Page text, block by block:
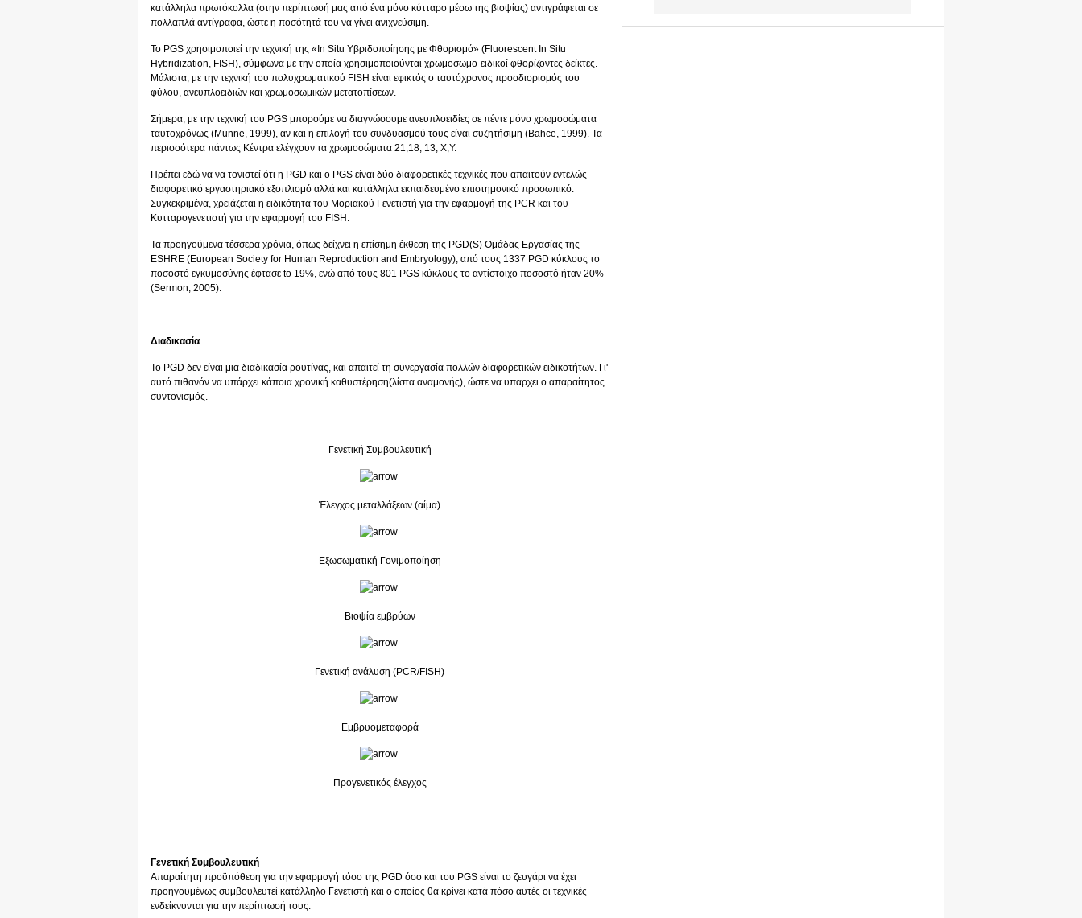
κατάλληλα πρωτόκολλα (στην περίπτωσή μας από ένα μόνο κύτταρο μέσω της βιοψίας) αντιγράφεται σε
πολλαπλά αντίγραφα, ώστε η ποσότητά του να γίνει ανιχνεύσιμη.
Το PGS χρησιμοποιεί την τεχνική της «In Situ Υβριδοποίησης με Φθορισμό» (Fluorescent In Situ
Hybridization, FISH), σύμφωνα με την οποία χρησιμοποιούνται χρωμοσωμο-ειδικοί φθορίζοντες δείκτες.
Μάλιστα, με την τεχνική του πολυχρωματικού FISH είναι εφικτός ο ταυτόχρονος προσδιορισμός του
φύλου, ανευπλοειδιών και χρωμοσωμικών μετατοπίσεων.
Σήμερα, με την τεχνική του PGS μπορούμε να διαγνώσουμε ανευπλοειδίες σε πέντε μόνο χρωμοσώματα
ταυτοχρόνως (Munne, 1999), αν και η επιλογή του συνδυασμού τους είναι συζητήσιμη (Bahce, 1999). Τα
περισσότερα πάντως Κέντρα ελέγχουν τα χρωμοσώματα 21,18, 13, X,Y.
Πρέπει εδώ να να τονιστεί ότι η PGD και o PGS είναι δύο διαφορετικές τεχνικές που απαιτούν εντελώς
διαφορετικό εργαστηριακό εξοπλισμό αλλά και κατάλληλα εκπαιδευμένο επιστημονικό προσωπικό.
Συγκεκριμένα, χρειάζεται η ειδικότητα του Μοριακού Γενετιστή για την εφαρμογή της PCR και του
Κυτταρογενετιστή για την εφαρμογή του FISH.
Τα προηγούμενα τέσσερα χρόνια, όπως δείχνει η επίσημη έκθεση της PGD(S) Ομάδας Εργασίας της
ESHRE (Εuropean Society for Human Reproduction and Embryology), από τους 1337 PGD κύκλους το
ποσοστό εγκυμοσύνης έφτασε to 19%, ενώ από τους 801 PGS κύκλους το αντίστοιχο ποσοστό ήταν 20%
(Sermon, 2005).
Διαδικασία
To PGD δεν είναι μια διαδικασία ρουτίνας, και απαιτεί τη συνεργασία πολλών διαφορετικών ειδικοτήτων. Γι'
αυτό πιθανόν να υπάρχει κάποια χρονική καθυστέρηση(λίστα αναμονής), ώστε να υπαρχει ο απαραίτητος
συντονισμός.
Γενετική Συμβουλευτική
Έλεγχος μεταλλάξεων (αίμα)
Εξωσωματική Γονιμοποίηση
Βιοψία εμβρύων
Γενετική ανάλυση (PCR/FISH)
Εμβρυομεταφορά
Προγενετικός έλεγχος
Γενετική Συμβουλευτική
Απαραίτητη προϋπόθεση για την εφαρμογή τόσο της PGD όσο και του PGS είναι το ζευγάρι να έχει
προηγουμένως συμβουλευτεί κατάλληλο Γενετιστή και ο οποίος θα κρίνει κατά πόσο αυτές οι τεχνικές
ενδείκνυνται για την περίπτωσή τους.